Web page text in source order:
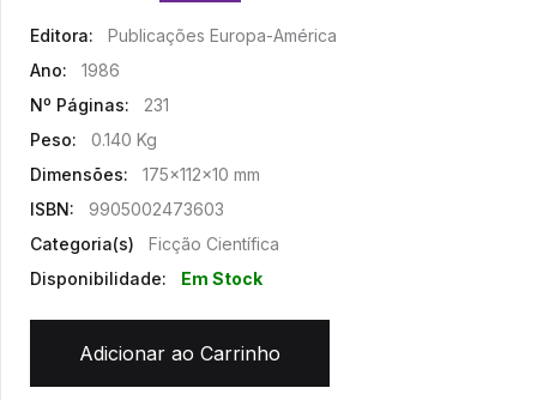
Editora:
Publicações Europa-América
Ano:
1986
Nº Páginas:
231
Peso:
0.140 Kg
Dimensões:
175x112x10 mm
ISBN:
9905002473603
Categoria(s)
Ficção Científica
Disponibilidade:
Em Stock
Adicionar ao Carrinho